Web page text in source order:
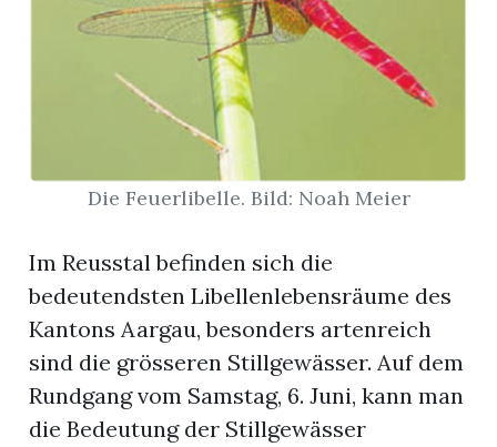
Newsletter
Die Feuerlibelle. Bild: Noah Meier
Im Reusstal befinden sich die
bedeutendsten Libellenlebensräume des
Kantons Aargau, besonders artenreich
sind die grösseren Stillgewässer. Auf dem
Rundgang vom Samstag, 6. Juni, kann man
die Bedeutung der Stillgewässer